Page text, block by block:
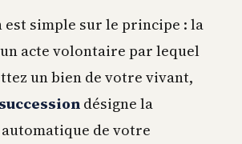
simple sur le principe : la
acte volontaire par lequel
un bien de votre vivant,
successiondésigne la
de votre